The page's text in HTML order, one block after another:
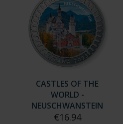
CASTLES OF THE
WORLD -
NEUSCHWANSTEIN
€16.94